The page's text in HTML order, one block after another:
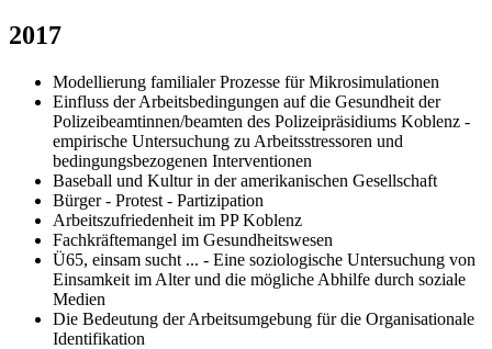
2017
Modellierung familialer Prozesse für Mikrosimulationen
Einfluss der Arbeitsbedingungen auf die Gesundheit der
Polizeibeamtinnen/beamten des Polizeipräsidiums Koblenz -
empirische Untersuchung zu Arbeitsstressoren und
bedingungsbezogenen Interventionen
Baseball und Kultur in der amerikanischen Gesellschaft
Bürger - Protest - Partizipation
Arbeitszufriedenheit im PP Koblenz
Fachkräftemangel im Gesundheitswesen
Ü65, einsam sucht ... - Eine soziologische Untersuchung von
Einsamkeit im Alter und die mögliche Abhilfe durch soziale
Medien
Die Bedeutung der Arbeitsumgebung für die Organisationale
Identifikation